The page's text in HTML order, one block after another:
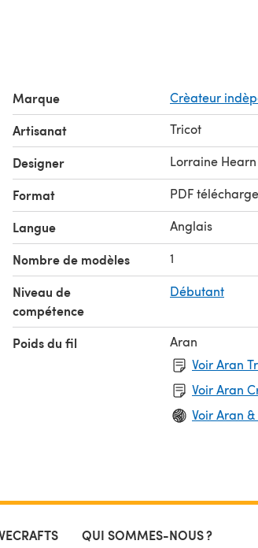
Marque Crèateur
Artisanat Tricot
Designer Lorraine Hearn
Format PDF
Langue Anglais
Nombre de modèles 1
Niveau de
compétence
Débutant
Poids du fil
Aran
Voir Aran
Voir Aran
Voir Aran
QUI SOMMES-NOUS ?